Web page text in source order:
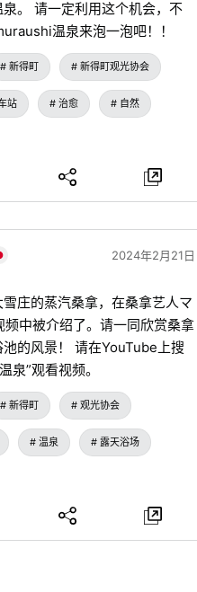
火烤肉”和“原木香菇烤肉”等
可以品尝到荞麦面可丽饼和浓
比赛项目分为【亲子组】和
1组报名。 2人1组，比赛在规
。 报名接待从节日当天的上
麦面节
町产业课） 电话：0156-64-
。 请一定利用这个机会，不
温泉来泡一泡吧！！
新得町 新得町观光协会
站 治愈 自然
2024年2月21日
庄的蒸汽桑拿，在桑拿艺人マ
中被介绍了。请一同欣赏桑拿
在YouTube上搜
泉”观看视频。
新得町 观光协会
温泉 露天浴场